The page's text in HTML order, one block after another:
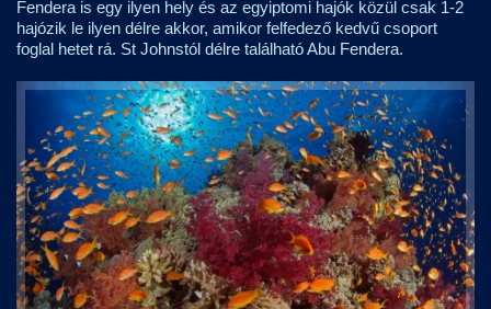
Fendera is egy ilyen hely és az egyiptomi hajók közül csak 1-2
hajózik le ilyen délre akkor, amikor felfedező kedvű csoport
foglal hetet rá. St Johnstól délre található Abu Fendera.